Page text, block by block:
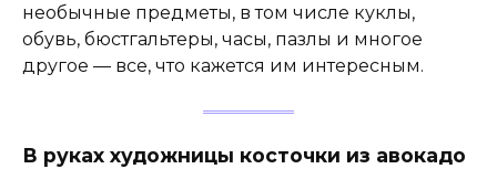
необычные предметы, в том числе куклы,
обувь, бюстгальтеры, часы, пазлы и многое
другое — все, что кажется им интересным.
В руках художницы косточки из авокадо